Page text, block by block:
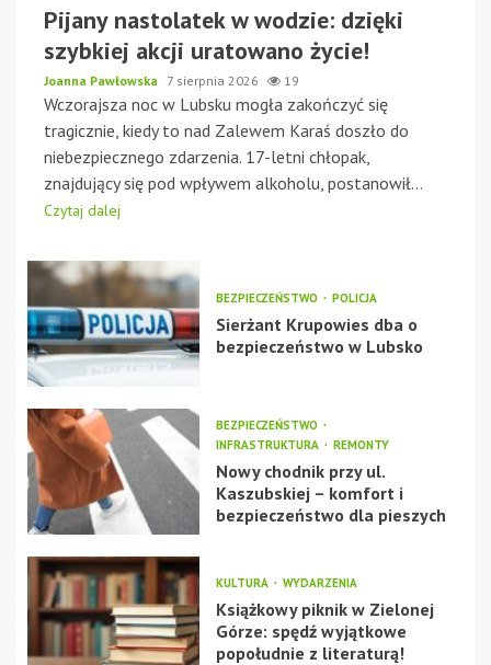
Pijany nastolatek w wodzie: dzięki
szybkiej akcji uratowano życie!
Joanna Pawłowska 7 sierpnia 2026 19
Wczorajsza noc w Lubsku mogła zakończyć się
tragicznie, kiedy to nad Zalewem Karaś doszło do
niebezpiecznego zdarzenia. 17-letni chłopak,
znajdujący się pod wpływem alkoholu, postanowił...
Czytaj dalej
BEZPIECZEŃSTWO POLICJA
Sierżant Krupowies dba o
bezpieczeństwo w Lubsko
BEZPIECZEŃSTWO
INFRASTRUKTURA
REMONTY
Nowy chodnik przy ul.
Kaszubskiej – komfort i
bezpieczeństwo dla pieszych
KULTURA WYDARZENIA
Książkowy piknik w Zielonej
Górze: spędź wyjątkowe
popołudnie z literaturą!